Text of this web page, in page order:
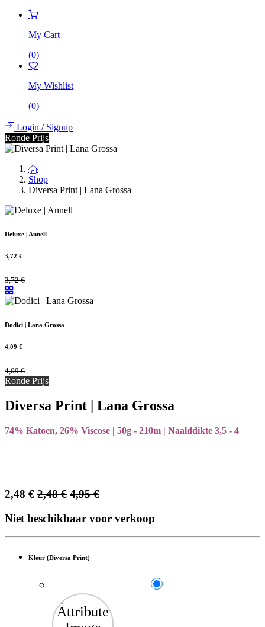
My Cart
(0)
My Wishlist
(0)
Login /Signup
Ronde Prijs
Shop
Diversa Print | Lana Grossa
Deluxe | Annell
3,72 €
3,72€
Dodici | Lana Grossa
4,09 €
4,09€
Ronde Prijs
Diversa Print | Lana Grossa
74% Katoen, 26% Viscose | 50g - 210m | Naalddikte 3,5 - 4
2,48 € 2,48€ 4,95€
Niet beschikbaar voor verkoop
Kleur (Diversa Print)